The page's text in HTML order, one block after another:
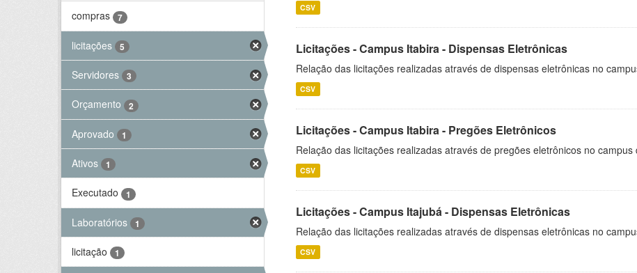
compras
7
licitações 5
Servidores 3
Orçamento 2
Aprovado 1
Ativos 1
Executado 1
Laboratórios 1
licitação 1
CSV
Licitações - Campus Itabira - Dispensas Eletrônicas
Relação das licitações realizadas através de dispensas eletrônicas no
CSV
Licitações - Campus Itabira - Pregões Eletrônicos
Relação das licitações realizadas através de pregões eletrônicos no campus
CSV
Licitações - Campus Itajubá - Dispensas Eletrônicas
Relação das licitações realizadas através de dispensas eletrônicas no
CSV